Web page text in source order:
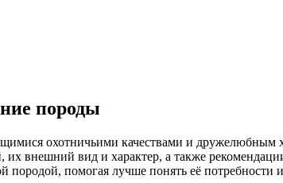
породы
охотничьими качествами и дружелюбным
их внешний вид и характер, а также
породой, помогая лучше понять её потребности